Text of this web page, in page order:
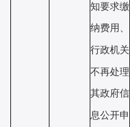
知要求缴
纳费用、
行政机关
不再处理
其政府信
息公开申